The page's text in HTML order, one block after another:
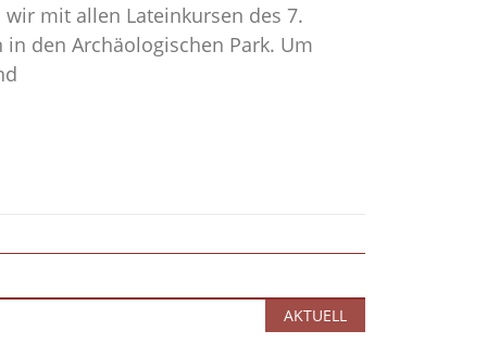
wir mit allen Lateinkursen des 7.
in den Archäologischen Park. Um
AKTUELL